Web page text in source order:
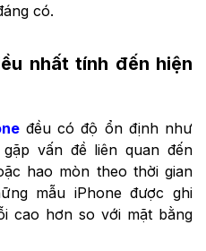
có.
nhất tính đến hiện
đều có độ ổn định như
vấn đề liên quan đến
hao mòn theo thời gian
mẫu iPhone được ghi
cao hơn so với mặt bằng